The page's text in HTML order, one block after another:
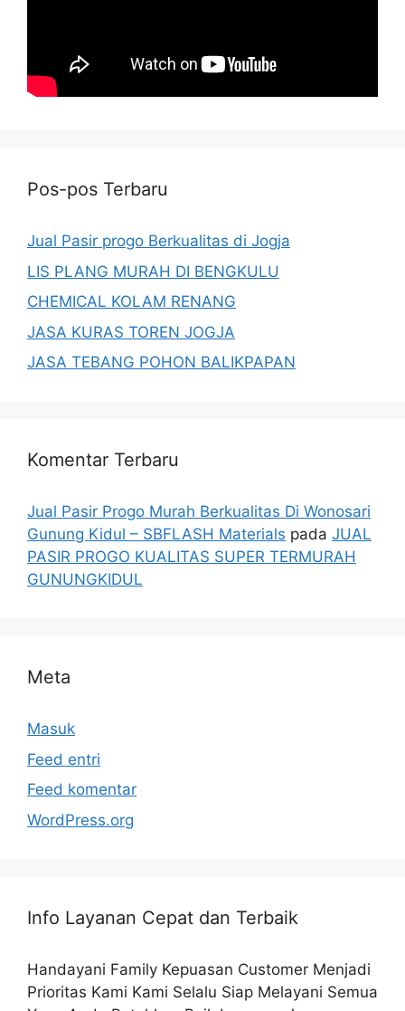
Pos-pos Terbaru
Jual Pasir progo Berkualitas di Jogja
LIS PLANG MURAH DI BENGKULU
CHEMICAL KOLAM RENANG
JASA KURAS TOREN JOGJA
JASA TEBANG POHON BALIKPAPAN
Komentar Terbaru
Jual Pasir Progo Murah Berkualitas Di Wonosari
Gunung Kidul – SBFLASH Materials pada JUAL
PASIR PROGO KUALITAS SUPER TERMURAH
GUNUNGKIDUL
Meta
Masuk
Feed entri
Feed komentar
WordPress.org
Info Layanan Cepat dan Terbaik
Handayani Family Kepuasan Customer Menjadi
Prioritas Kami Kami Selalu Siap Melayani Semua